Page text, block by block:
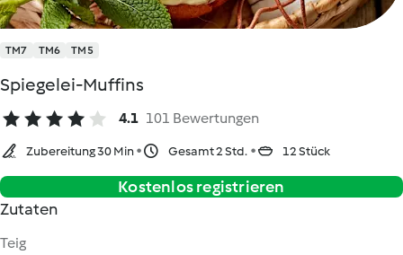
TM7 TM6 TM5
Spiegelei-Muffins
4.1 101 Bewertungen
Zubereitung 30 Min Gesamt 2 Std. 12 Stück
Kostenlos registrieren
Zutaten
Teig